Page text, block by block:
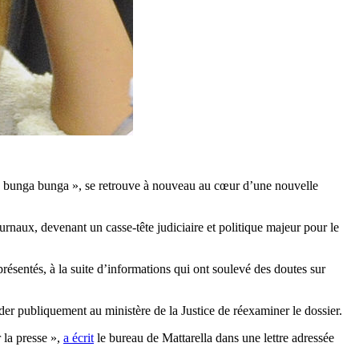
bunga », se retrouve à nouveau au cœur d’une nouvelle
devenant un casse-tête judiciaire et politique majeur pour le
à la suite d’informations qui ont soulevé des doutes sur
publiquement au ministère de la Justice de réexaminer le dossier.
presse », a écrit le bureau de Mattarella dans une lettre adressée